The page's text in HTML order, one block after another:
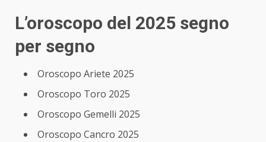
L’oroscopo del 2025 segno
per segno
Oroscopo Ariete 2025
Oroscopo Toro 2025
Oroscopo Gemelli 2025
Oroscopo Cancro 2025